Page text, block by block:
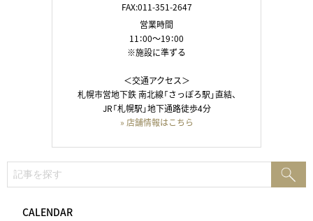
FAX:011-351-2647
営業時間
11：00～19：00
※施設に準ずる
＜交通アクセス＞
札幌市営地下鉄 南北線「さっぽろ駅」直結、
JR「札幌駅」地下通路徒歩4分
» 店舗情報はこちら
索:
CALENDAR